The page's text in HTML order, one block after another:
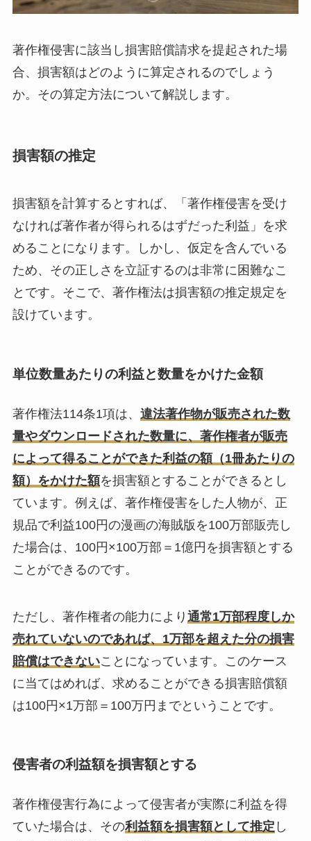
著作権侵害に該当し損害賠償請求を提起された場
合、損害額はどのように算定されるのでしょう
か。その算定方法について解説します。
損害額の推定
損害額を計算するとすれば、「著作権侵害を受け
なければ著作者が得られるはずだった利益」を求
めることになります。しかし、仮定を含んでいる
ため、その正しさを立証するのは非常に困難なこ
とです。そこで、著作権法は損害額の推定規定を
設けています。
単位数量あたりの利益と数量をかけた金額
著作権法114条1項は、 違法著作物が販売された数
量やダウンロードされた数量に、著作権者が販売
によって得ることができた利益の額（1冊あたりの
額）をかけた額を損害額とすることができるとし
ています。例えば、著作権侵害をした人物が、正
規品で利益100円の漫画の海賊版を100万部販売し
た場合は、100円×100万部＝1億円を損害額とする
ことができるのです。
ただし、著作権者の能力により 通常1万部程度しか
売れていないのであれば、1万部を超えた分の損害
賠償はできないことになっています。このケース
に当てはめれば、求めることができる損害賠償額
は100円×1万部＝100万円までということです。
侵害者の利益額を損害額とする
著作権侵害行為によって侵害者が実際に利益を得
ていた場合は、その利益額を損害額として推定 し